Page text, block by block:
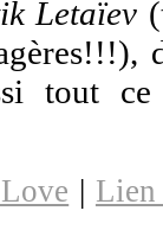
Letaïev
tout
| Lien